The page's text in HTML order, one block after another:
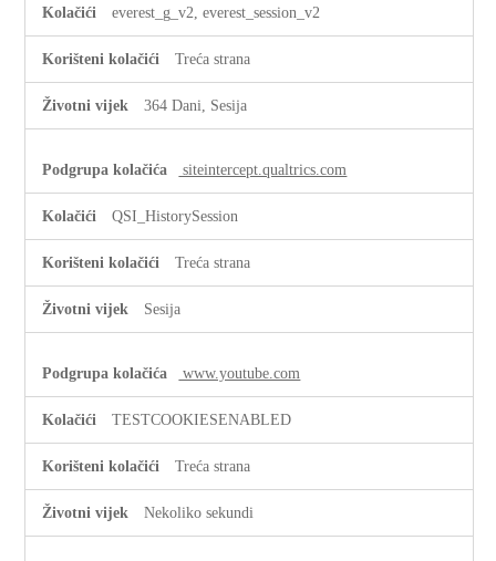
everest_g_v2, everest_session_v2
Treća strana
364 Dani, Sesija
siteintercept.qualtrics.com
QSI_HistorySession
Treća strana
Sesija
www.youtube.com
TESTCOOKIESENABLED
Treća strana
Nekoliko sekundi